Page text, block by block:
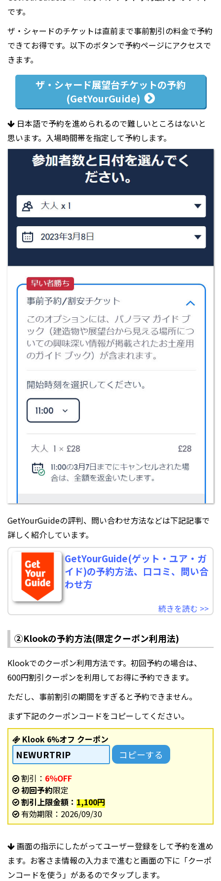
です。
ザ・シャードのチケットは直前まで事前割引の料金で予約
できてお得です。以下のボタンで予約ページにアクセスで
きます。
ザ・シャード展望台チケットの予約
(GetYourGuide)
日本語で予約を進められるので難しいところはないと
思います。入場時間帯を指定して予約します。
GetYourGuideの評判、問い合わせ方法などは下記記事で
詳しく紹介しています。
GetYourGuide(ゲット・ユア・ガ
イド)の予約方法、口コミ、問い合
わせ方
続きを読む >>
②Klookの予約方法(限定クーポン利用法)
Klookでのクーポン利用方法です。初回予約の場合は、
600円割引クーポンを利用してお得に予約できます。
ただし、事前割引の期間をすぎると予約できません。
まず下記のクーポンコードをコピーしてください。
Klook 6%オフ クーポン
コピーする
割引： 6％OFF
初回予約限定
割引上限金額： 1,100円
有効期限：2026/09/30
画面の指示にしたがってユーザー登録をして予約を進め
ます。お客さま情報の入力まで進むと画面の下に「クーポ
ンコードを使う」があるのでタップします。